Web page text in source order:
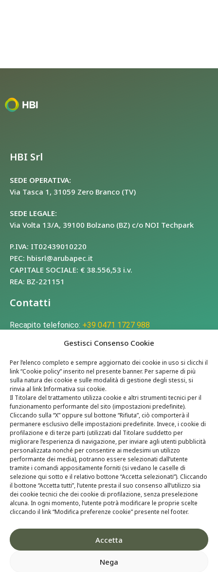
Gestisci Consenso Cookie
Per l’elenco completo e sempre aggiornato dei cookie in uso si clicchi il
link “Cookie policy” inserito nel presente banner. Per saperne di più
sulla natura dei cookie e sulle modalità di gestione degli stessi, si
rinvia al link Informativa sui cookie.
Il Titolare del trattamento utilizza cookie e altri strumenti tecnici per il
funzionamento performante del sito (impostazioni predefinite).
Cliccando sulla “X” oppure sul bottone “Rifiuta”, ciò comporterà il
permanere esclusivo delle impostazioni predefinite. Invece, i cookie di
profilazione e di terze parti (utilizzati dal Titolare suddetto per
migliorare l’esperienza di navigazione, per inviare agli utenti pubblicità
personalizzata nonché per consentire ai medesimi un utilizzo
performante dei media), potranno essere selezionati dall’utente
tramite i comandi appositamente forniti (si vedano le caselle di
selezione qui sotto e il relativo bottone “Accetta selezionati”). Cliccando
il bottone “Accetta tutti”, l’utente presta il suo consenso all’utilizzo sia
dei cookie tecnici che dei cookie di profilazione, senza preselezione
alcuna. In ogni momento, l’utente potrà modificare le proprie scelte
cliccando il link “Modifica preferenze cookie” presente nel footer.
Accetta
Nega
HBI Srl
SEDE OPERATIVA:
Via Tasca 1, 31059 Zero Branco (TV)
SEDE LEGALE:
Via Volta 13/A, 39100 Bolzano (BZ) c/o NOI Techpark
P.IVA: IT02439010220
PEC: hbisrl@arubapec.it
CAPITALE SOCIALE: € 38.556,53 i.v.
REA: BZ-221151
Contatti
Recapito telefonico: +39 0471 1727 988
Chi siamo
Tecnologia
Ricerca & Sviluppo
Whistleblowing
Contatti